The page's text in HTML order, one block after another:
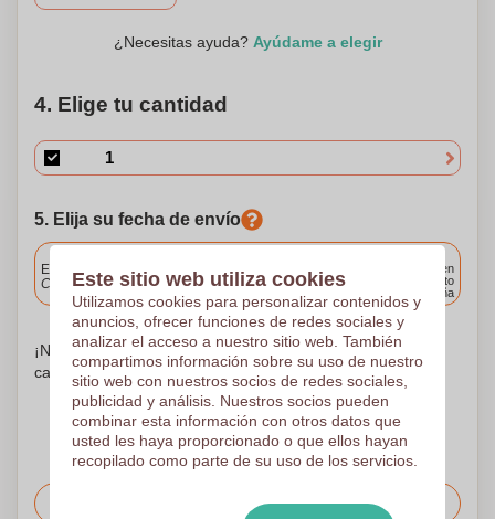
¿Necesitas ayuda? Ayúdame a elegir
4. Elige tu cantidad
5. Elija su fecha de envío
Entrega estándar
Cargue y apruebe sus archivos antes de las 9.30 a.m.
Entrega en
cualquier punto
de España
¡No te preocupes! Simplemente suba sus archivos a la
canasta de compras
Solicitar el precio
Este sitio web utiliza cookies
Utilizamos cookies para personalizar contenidos y
anuncios, ofrecer funciones de redes sociales y
analizar el acceso a nuestro sitio web. También
compartimos información sobre su uso de nuestro
sitio web con nuestros socios de redes sociales,
publicidad y análisis. Nuestros socios pueden
combinar esta información con otros datos que
usted les haya proporcionado o que ellos hayan
recopilado como parte de su uso de los servicios.